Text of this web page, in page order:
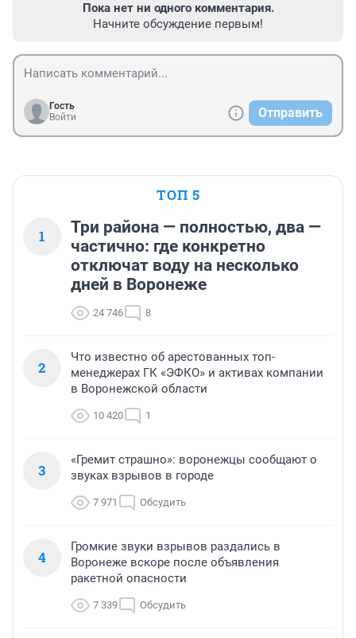
Пока нет ни одного комментария.
Начните обсуждение первым!
Гость
Войти
Отправить
ТОП 5
1
Три района — полностью, два —
частично: где конкретно
отключат воду на несколько
дней в Воронеже
24 746 8
2
Что известно об арестованных топ-
менеджерах ГК «ЭФКО» и активах компании
в Воронежской области
10 420 1
3
«Гремит страшно»: воронежцы сообщают о
звуках взрывов в городе
7 971 Обсудить
4
Громкие звуки взрывов раздались в
Воронеже вскоре после объявления
ракетной опасности
7 339 Обсудить